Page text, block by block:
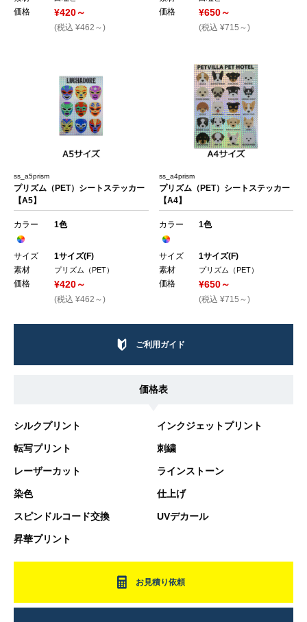
ご利用ガイド
価格表
シルクプリント インクジェットプリント
転写プリント 刺繍
レーザーカット ラインストーン
染色 仕上げ
スピンドルコード交換 UVデカール
昇華プリント
お見積り依頼
価格 ¥420～
(税込 ¥462～)
価格 ¥650～
(税込 ¥715～)
ss_a5prism
プリズム（PET）シートステッカー
【A5】
カラー 1色
サイズ
1サイズ(F)
素材
プリズム（PET）
価格 ¥420～
(税込 ¥462～)
ss_a4prism
プリズム（PET）シートステッカー
【A4】
カラー 1色
サイズ
1サイズ(F)
素材
プリズム（PET）
価格 ¥650～
(税込 ¥715～)